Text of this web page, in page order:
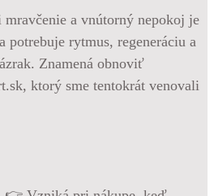
a vnútorný nepokoj je
rytmus, regeneráciu a
Znamená obnoviť
ktorý sme tentokrát venovali